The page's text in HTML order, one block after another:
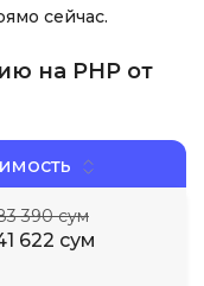
сейчас.
на PHP от
390 сум
622 сум